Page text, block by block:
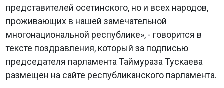
представителей осетинского, но и всех народов,
проживающих в нашей замечательной
многонациональной республике», - говорится в
тексте поздравления, который за подписью
председателя парламента Таймураза Тускаева
размещен на сайте республиканского парламента.